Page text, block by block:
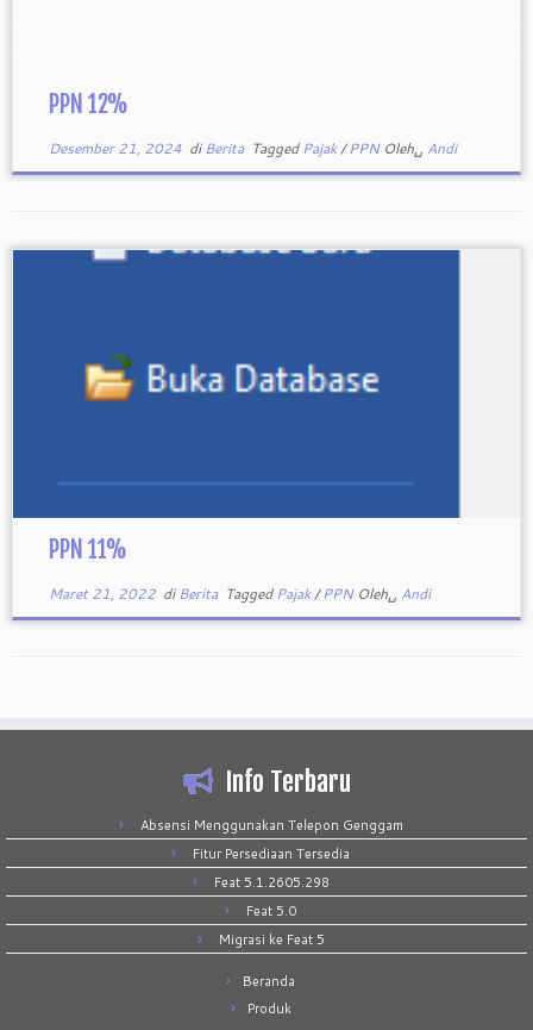
PPN 12%
Desember 21, 2024di Berita Tagged Pajak/PPN Oleh␣ Andi
PPN 11%
Maret 21, 2022di Berita Tagged Pajak/PPN Oleh␣ Andi
Info Terbaru
Absensi Menggunakan Telepon Genggam
Fitur Persediaan Tersedia
Feat 5.1.2605.298
Feat 5.0
Migrasi ke Feat 5
Beranda
Produk